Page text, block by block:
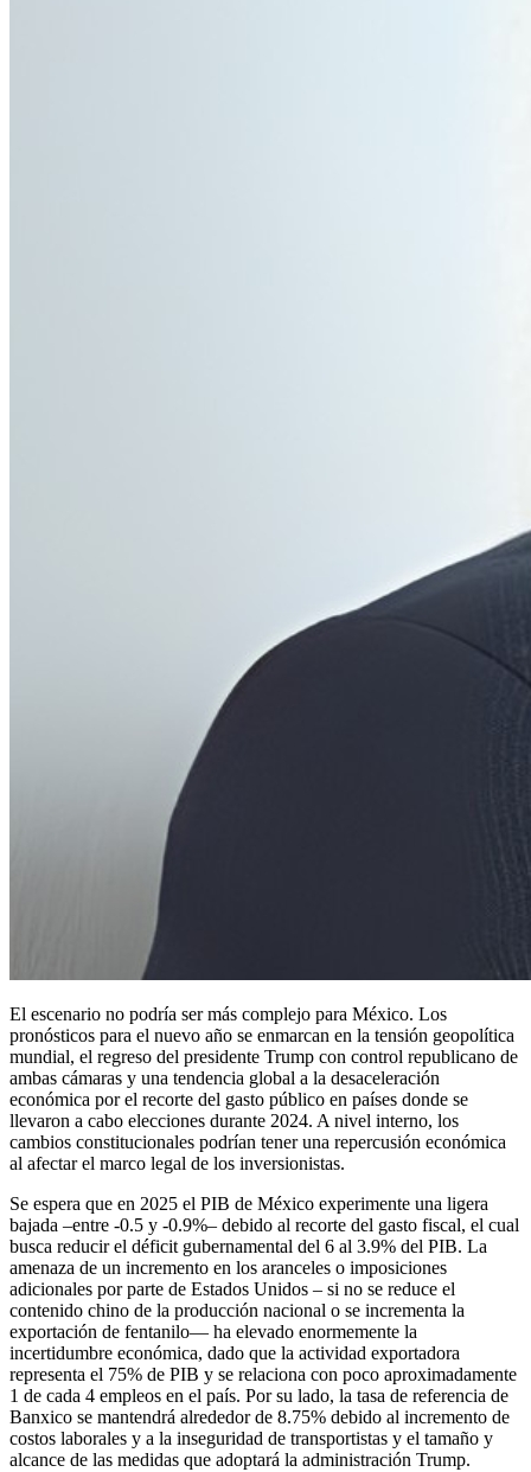
El escenario no podría ser más complejo para México. Los
pronósticos para el nuevo año se enmarcan en la tensión geopolítica
mundial, el regreso del presidente Trump con control republicano de
ambas cámaras y una tendencia global a la desaceleración
económica por el recorte del gasto público en países donde se
llevaron a cabo elecciones durante 2024. A nivel interno, los
cambios constitucionales podrían tener una repercusión económica
al afectar el marco legal de los inversionistas.
Se espera que en 2025 el PIB de México experimente una ligera
bajada –entre -0.5 y -0.9%– debido al recorte del gasto fiscal, el cual
busca reducir el déficit gubernamental del 6 al 3.9% del PIB. La
amenaza de un incremento en los aranceles o imposiciones
adicionales por parte de Estados Unidos – si no se reduce el
contenido chino de la producción nacional o se incrementa la
exportación de fentanilo— ha elevado enormemente la
incertidumbre económica, dado que la actividad exportadora
representa el 75% de PIB y se relaciona con poco aproximadamente
1 de cada 4 empleos en el país. Por su lado, la tasa de referencia de
Banxico se mantendrá alrededor de 8.75% debido al incremento de
costos laborales y a la inseguridad de transportistas y el tamaño y
alcance de las medidas que adoptará la administración Trump.